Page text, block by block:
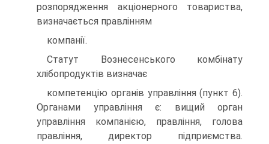
розпорядження акцiонерного товариства,
визначається правлiнням
компанiї.
Статут Вознесенського комбiнату
хлiбопродуктiв визначає
компетенцiю органiв управлiння (пункт 6).
Органами управлiння є: вищий орган
управлiння компанiєю, правлiння, голова
правлiння, директор пiдприємства.